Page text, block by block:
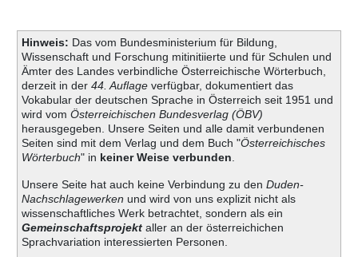
Hinweis: Das vom Bundesministerium für Bildung,
Wissenschaft und Forschung mitinitiierte und für Schulen und
Ämter des Landes verbindliche Österreichische Wörterbuch,
derzeit in der 44. Auflageverfügbar, dokumentiert das
Vokabular der deutschen Sprache in Österreich seit 1951 und
wird vom Österreichischen Bundesverlag (ÖBV)
herausgegeben. Unsere Seiten und alle damit verbundenen
Seiten sind mit dem Verlag und dem Buch "Österreichisches
Wörterbuch" in keiner Weise verbunden
Unsere Seite hat auch keine Verbindung zu den Duden-
Nachschlagewerken und wird von uns explizit nicht als
wissenschaftliches Werk betrachtet, sondern als ein
Gemeinschaftsprojektaller an der österreichichen
Sprachvariation interessierten Personen.